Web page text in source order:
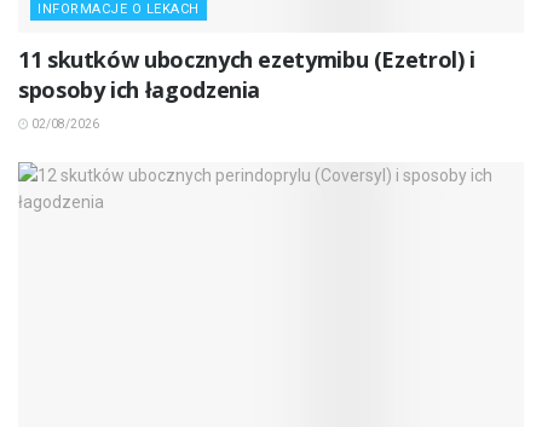
INFORMACJE O LEKACH
11 skutków ubocznych ezetymibu (Ezetrol) i
sposoby ich łagodzenia
02/08/2026